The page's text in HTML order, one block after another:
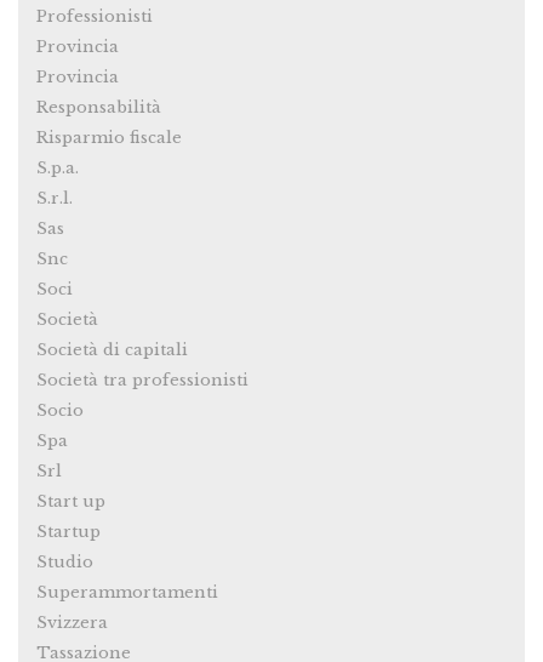
Professionisti
Provincia
Provincia
Responsabilità
Risparmio fiscale
S.p.a.
S.r.l.
Sas
Snc
Soci
Società
Società di capitali
Società tra professionisti
Socio
Spa
Srl
Start up
Startup
Studio
Superammortamenti
Svizzera
Tassazione